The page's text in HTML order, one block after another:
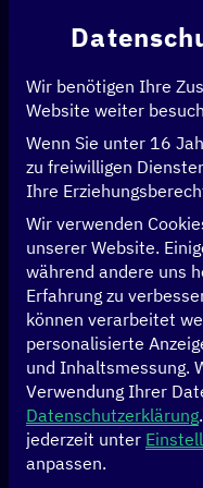
SAP
Wir benötigen Ihre
Website weiter
Wenn Sie unter 16
zu freiwilligen
Ihre
Wir verwenden
unserer Website.
während andere uns
Erfahrung zu
können verarbeitet
personalisierte
und Inhaltsmessung.
Verwendung Ihrer
Datenschutzerklärung.
jederzeit unter
anpassen.